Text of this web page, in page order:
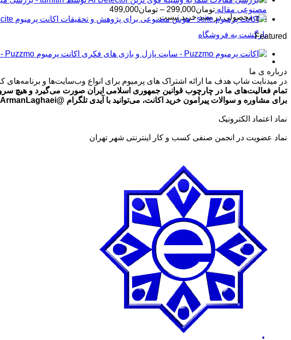
هیچ محصولی در سبد خرید نیست.
بازگشت به فروشگاه
مصنوعی مقاله تومان299,000
– تومان499,000محدوده
قیمت:
اکانت پرمیوم scite - هوش مصنوعی برای پژوهش و تحقیقات
Featured
اکانت پرمیوم Puzzmo - سایت پازل و بازی های فکری
درباره ی ما
در میدنایت شاپ هدف ما ارائه اشتراک های پرمیوم برای انواع وب‌سایت‌ها و برنامه‌های
تمام فعالیت‌های ما در چارچوب قوانین جمهوری اسلامی ایران صورت می‌گیرد و هیچ
برای مشاوره و سوالات پیرامون خرید اکانت، می‌توانید با آیدی تلگرام @ArmanLaghaei در ارتباط باشید.
نماد اعتماد الکترونیک
نماد عضویت در انجمن صنفی کسب و کار اینترنتی شهر تهران